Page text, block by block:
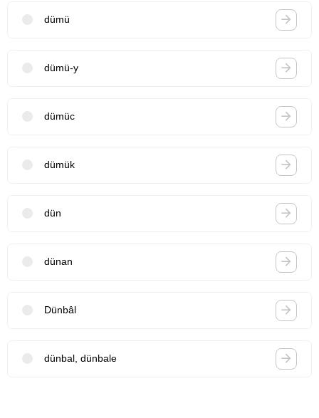
dümü
dümü-y
dümüc
dümük
dün
dünan
Dünbâl
dünbal, dünbale